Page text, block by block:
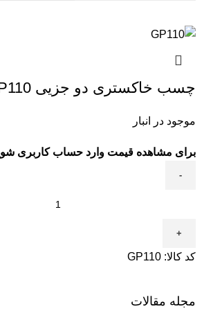
چسب خاکستری دو جزیی GP110
موجود در انبار
برای مشاهده قیمت وارد حساب کاربری
کد کالا: GP110
مجله مقالات